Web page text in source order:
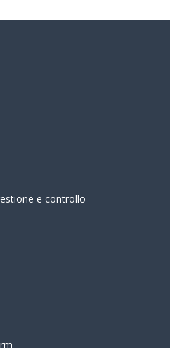
e controllo